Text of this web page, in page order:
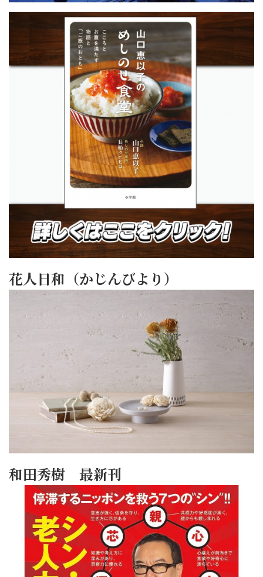
花人日和（かじんびより）
和田秀樹 最新刊